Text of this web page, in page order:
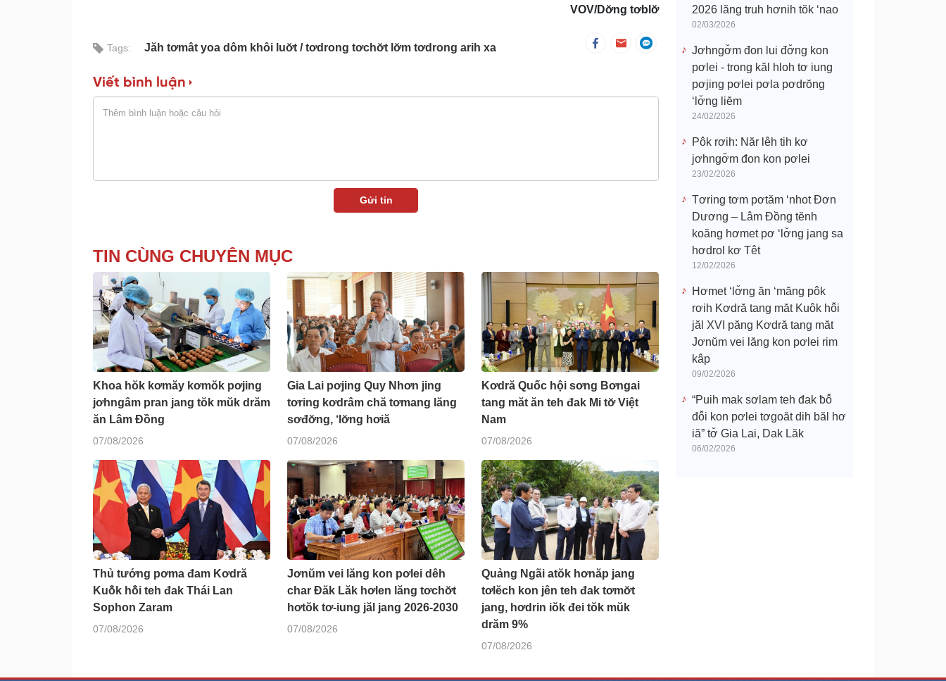
VOV/Dơ̆ng tơblơ̆
Tags: Jăh tơmât yoa dôm khôi luơ̆t tơdrong tơchơ̆t lơ̆m tơdrong arih xa
Viết bình luận
TIN CÙNG CHUYÊN MỤC
Khoa hŏk kơmăy kơmŏk pơjing
jơhngâm pran jang tŏk mŭk drăm
ăn Lâm Đồng
07/08/2026
Gia Lai pơjing Quy Nhơn jing
tơring kơdrâm chă tơmang lăng
sơđơ̆ng, ‘lơ̆ng hơiă
07/08/2026
Kơdră Quốc hội sơng Bơngai
tang măt ăn teh đak Mi tơ̆ Việt
Nam
07/08/2026
Thủ tướng pơma đam Kơdră
Kuô̆k hô̆i teh đak Thái Lan
Sophon Zaram
07/08/2026
Jơnŭm vei lăng kon pơlei dêh
char Đăk Lăk hơlen lăng tơchơ̆t
hơtŏk tơ-iung jăl jang 2026-2030
07/08/2026
Quảng Ngãi atŏk hơnăp jang
tơlĕch kon jên teh đak tơmơ̆t
jang, hơdrin iŏk đei tŏk mŭk
drăm 9%
07/08/2026
2026 lăng truh hơnih tŏk ‘nao
02/03/2026
Jơhngơ̆m đon lui đơ̆ng kon
pơlei - trong kăl hloh tơ iung
pơjing pơlei pơla pơdrŏng
‘lơ̆ng liĕm
24/02/2026
Pôk rơih: Năr lêh tih kơ
jơhngơ̆m đon kon pơlei
23/02/2026
Tơring tơm pơtăm ‘nhot Đơn
Dương – Lâm Đồng tĕnh
koăng hơmet pơ ‘lơ̆ng jang sa
hơdrol kơ Têt
12/02/2026
Hơmet ‘lơ̆ng ăn ‘măng pôk
rơih Kơdră tang măt Kuôk hô̆i
jăl XVI păng Kơdră tang măt
Jơnŭm vei lăng kon pơlei rim
kâp
09/02/2026
“Puih mak sơlam teh đak ƀô̆
đô̆i kon pơlei tơgoăt dih băl hơ
iă” tơ̆ Gia Lai, Dak Lăk
06/02/2026